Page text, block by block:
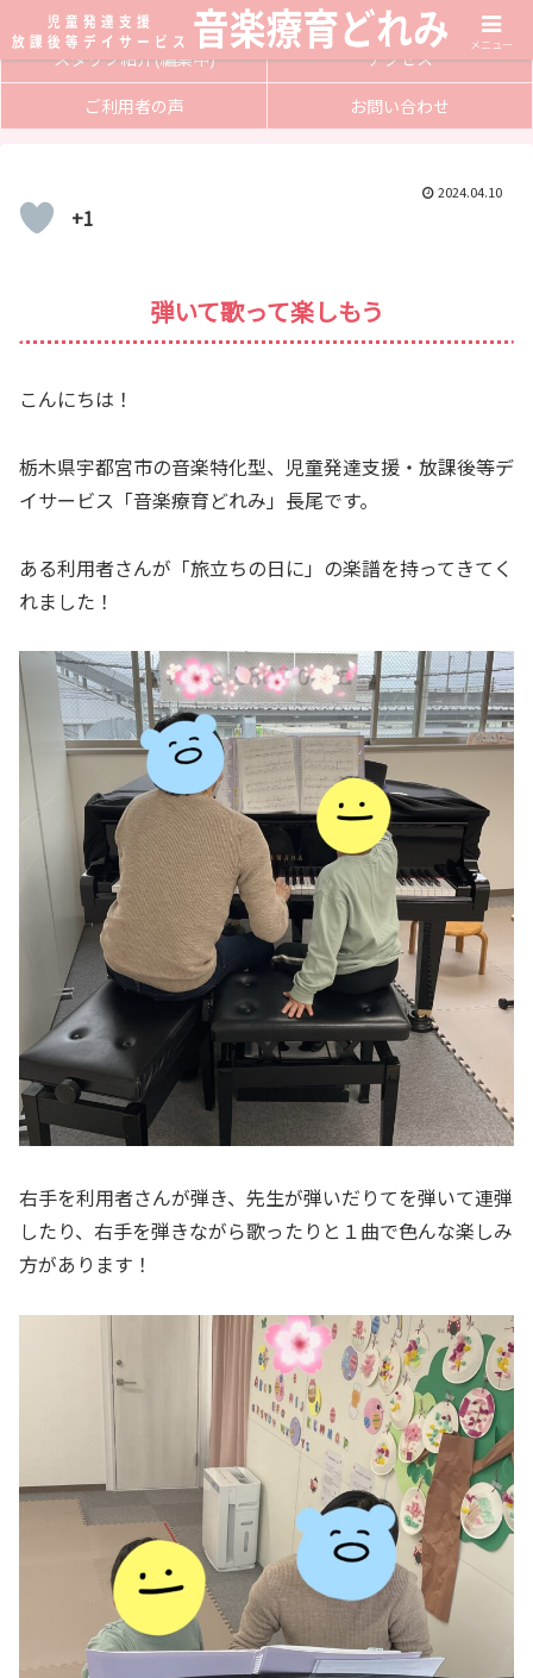
サービス内容
入会方法
スタッフ紹介(編集中)
アクセス
ご利用者の声
お問い合わせ
2024.04.10
+1
弾いて歌って楽しもう
こんにちは！
栃木県宇都宮市の音楽特化型、児童発達支援・放課後等デ
イサービス「音楽療育どれみ」長尾です。
ある利用者さんが「旅立ちの日に」の楽譜を持ってきてく
れました！
右手を利用者さんが弾き、先生が弾いだりてを弾いて連弾
したり、右手を弾きながら歌ったりと１曲で色んな楽しみ
方があります！
メニュー